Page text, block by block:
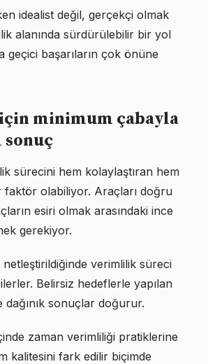
idealist değil, gerçekçi olmak
alanında sürdürülebilir bir yol
geçici başarıların çok önüne
minimum çabayla
sürecini hem kolaylaştıran hem
faktör olabiliyor. Araçları doğru
esiri olmak arasındaki ince
gerekiyor.
verimlilik süreci
Belirsiz hedeflerle yapılan
sonuçlar doğurur.
zaman verimliliği pratiklerine
kalitesini fark edilir biçimde